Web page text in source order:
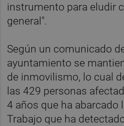
instrumento para eludir
general".
Según un comunicado de
ayuntamiento se
de inmovilismo, lo cual
las 429 personas
4 años que ha abarcado
Trabajo que ha